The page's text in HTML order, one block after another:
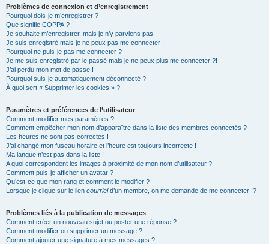
Problèmes de connexion et d’enregistrement
Pourquoi dois-je m’enregistrer ?
Que signifie COPPA ?
Je souhaite m’enregistrer, mais je n’y parviens pas !
Je suis enregistré mais je ne peux pas me connecter !
Pourquoi ne puis-je pas me connecter ?
Je me suis enregistré par le passé mais je ne peux plus me connecter ?!
J’ai perdu mon mot de passe !
Pourquoi suis-je automatiquement déconnecté ?
À quoi sert « Supprimer les cookies » ?
Paramètres et préférences de l’utilisateur
Comment modifier mes paramètres ?
Comment empêcher mon nom d’apparaître dans la liste des membres connectés ?
Les heures ne sont pas correctes !
J’ai changé mon fuseau horaire et l’heure est toujours incorrecte !
Ma langue n’est pas dans la liste !
A quoi correspondent les images à proximité de mon nom d’utilisateur ?
Comment puis-je afficher un avatar ?
Qu’est-ce que mon rang et comment le modifier ?
Lorsque je clique sur le lien courrield’un membre, on me demande de me connecter !?
Problèmes liés à la publication de messages
Comment créer un nouveau sujet ou poster une réponse ?
Comment modifier ou supprimer un message ?
Comment ajouter une signature à mes messages ?